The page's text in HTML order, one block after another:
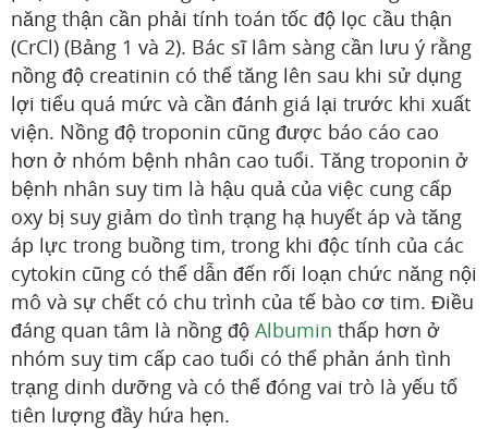
năng thận cần phải tính toán tốc độ lọc cầu thận
(CrCl) (Bảng 1 và 2). Bác sĩ lâm sàng cần lưu ý rằng
nồng độ creatinin có thể tăng lên sau khi sử dụng
lợi tiểu quá mức và cần đánh giá lại trước khi xuất
viện. Nồng độ troponin cũng được báo cáo cao
hơn ở nhóm bệnh nhân cao tuổi. Tăng troponin ở
bệnh nhân suy tim là hậu quả của việc cung cấp
oxy bị suy giảm do tình trạng hạ huyết áp và tăng
áp lực trong buồng tim, trong khi độc tính của các
cytokin cũng có thể dẫn đến rối loạn chức năng nội
mô và sự chết có chu trình của tế bào cơ tim. Điều
đáng quan tâm là nồng độ Albumin thấp hơn ở
nhóm suy tim cấp cao tuổi có thể phản ánh tình
trạng dinh dưỡng và có thể đóng vai trò là yếu tố
tiên lượng đầy hứa hẹn.